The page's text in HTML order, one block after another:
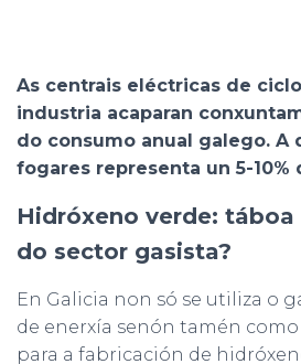
As centrais eléctricas de
industria acaparan
do consumo anual galego. A
fogares representa un 5-10%
Hidróxeno verde: táboa
do sector gasista?
En Galicia non só se utiliza o
de enerxía senón tamén
para a fabricación de